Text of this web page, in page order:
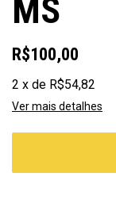
MS
R$100,00
2 x de R$54,82
Ver mais detalhes